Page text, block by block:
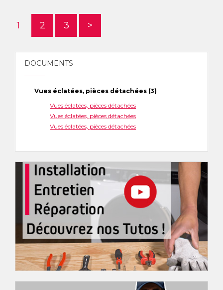
1 2 3 >
DOCUMENTS
Vues éclatées, pièces détachées (3)
Vues éclatées, pièces détachées
Vues éclatées, pièces détachées
Vues éclatées, pièces détachées